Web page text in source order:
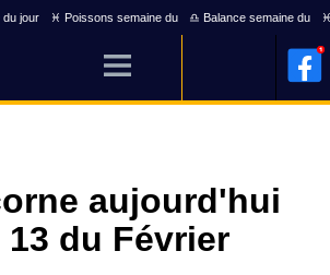
du jour ♓ Poissons semaine du ♎ Balance semaine du
aujourd'hui
du Février